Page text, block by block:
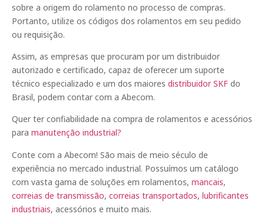
sobre a origem do rolamento no processo de compras.
Portanto, utilize os códigos dos rolamentos em seu pedido
ou requisição.
Assim, as empresas que procuram por um distribuidor
autorizado e certificado, capaz de oferecer um suporte
técnico especializado e um dos maiores distribuidor SKF do
Brasil, podem contar com a Abecom.
Quer ter confiabilidade na compra de rolamentos e acessórios
para manutenção industrial?
Conte com a Abecom! São mais de meio século de
experiência no mercado industrial. Possuímos um catálogo
com vasta gama de soluções em rolamentos, mancais,
correias de transmissão, correias transportados, lubrificantes
industriais, acessórios e muito mais.